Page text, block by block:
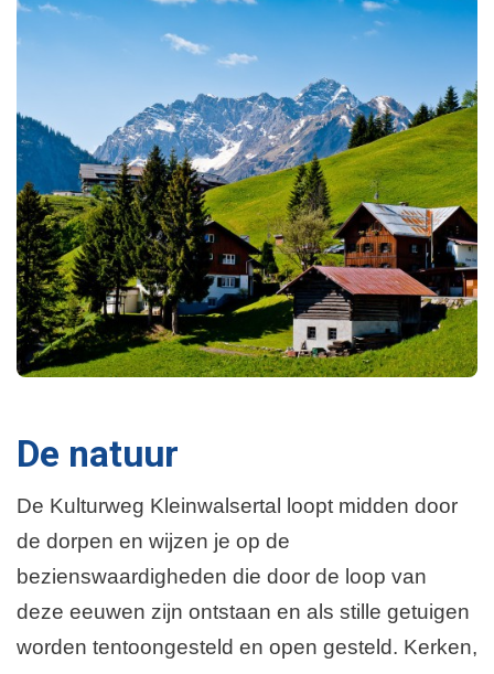
De natuur
De Kulturweg Kleinwalsertal loopt midden door
de dorpen en wijzen je op de
bezienswaardigheden die door de loop van
deze eeuwen zijn ontstaan en als stille getuigen
worden tentoongesteld en open gesteld. Kerken,